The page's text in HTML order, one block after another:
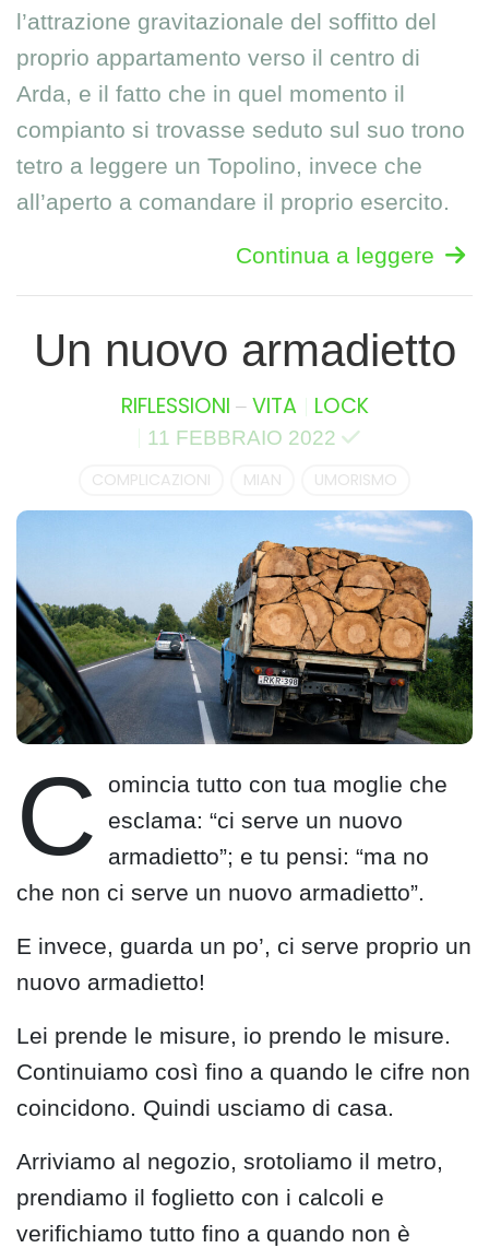
l’attrazione gravitazionale del soffitto del
proprio appartamento verso il centro di
Arda, e il fatto che in quel momento il
compianto si trovasse seduto sul suo trono
tetro a leggere un Topolino, invece che
all’aperto a comandare il proprio esercito.
Continua a leggere
Un nuovo armadietto
RIFLESSIONI –VITA LOCK
11 FEBBRAIO 2022
COMPLICAZIONI MIAN UMORISMO
C
omincia tutto con tua moglie che
esclama: “ci serve un nuovo
armadietto”; e tu pensi: “ma no
che non ci serve un nuovo armadietto”.
E invece, guarda un po’, ci serve proprio un
nuovo armadietto!
Lei prende le misure, io prendo le misure.
Continuiamo così fino a quando le cifre non
coincidono. Quindi usciamo di casa.
Arriviamo al negozio, srotoliamo il metro,
prendiamo il foglietto con i calcoli e
verifichiamo tutto fino a quando non è